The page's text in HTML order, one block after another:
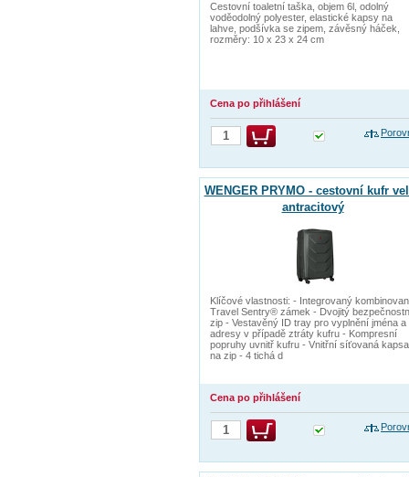
Cestovní toaletní taška, objem 6l, odolný
voděodolný polyester, elastické kapsy na
lahve, podšívka se zipem, závěsný háček,
rozměry: 10 x 23 x 24 cm
Cena po přihlášení
WENGER PRYMO - cestovní kufr
antracitový
Klíčové vlastnosti: - Integrovaný
Travel Sentry® zámek - Dvojitý
zip - Vestavěný ID tray pro vyplnění jména a
adresy v případě ztráty kufru - Kompresní
popruhy uvnitř kufru - Vnitřní síťovaná kapsa
na zip - 4 tichá d
Cena po přihlášení